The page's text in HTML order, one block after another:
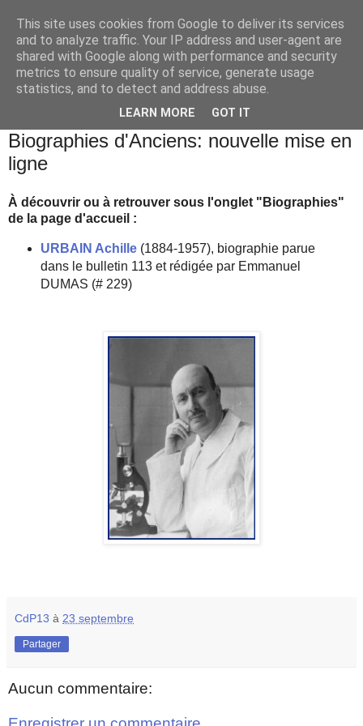
Biographies d'Anciens: nouvelle mise en
ligne
À découvrir ou à retrouver sous l'onglet "Biographies"
de la page d'accueil :
URBAIN Achille (1884-1957), biographie parue
dans le bulletin 113 et rédigée par Emmanuel
DUMAS (# 229)
CdP13 à 23 septembre
Partager
Aucun commentaire:
This site uses cookies from Google to deliver its services
and to analyze traffic. Your IP address and user-agent are
shared with Google along with performance and security
metrics to ensure quality of service, generate usage
statistics, and to detect and address abuse.
LEARN MORE GOT IT